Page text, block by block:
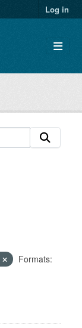
Log in
Formats: